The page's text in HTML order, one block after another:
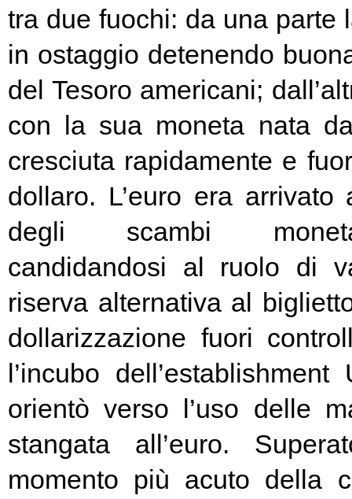
tra due fuochi: da una parte
in ostaggio detenendo
del Tesoro americani;
con la sua moneta nata
cresciuta rapidamente e
dollaro. L’euro era
degli scambi
candidandosi al ruolo di
riserva alternativa al
dollarizzazione fuori
l’incubo
orientò verso l’uso delle
stangata all’euro.
momento più acuto della